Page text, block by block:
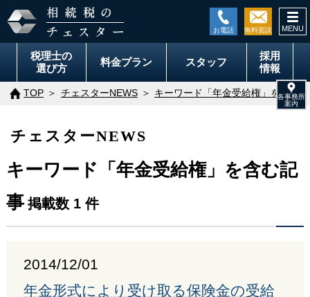
税理士の
選び方
料金プラン スタッフ
採用
情報
TOP チェスターNEWS キーワード「年金受給権」を含む
チェスターNEWS
キーワード「年金受給権」を含む記
事 掲載数 1 件
2014/12/01
年金形式により受け取る保険金の受給